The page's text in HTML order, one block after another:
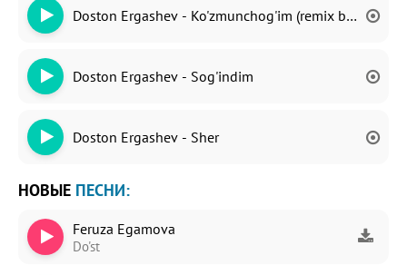
Doston Ergashev - Ko'zmunchog'im (remix by DJ
Doston Ergashev - Sog'indim
Doston Ergashev - Sher
НОВЫЕ ПЕСНИ:
Feruza Egamova
Do'st